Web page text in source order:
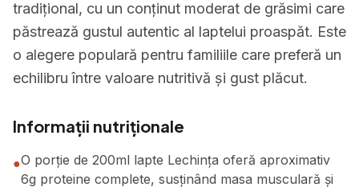
tradițional, cu un conținut moderat de grăsimi care
păstrează gustul autentic al laptelui proaspăt. Este
o alegere populară pentru familiile care preferă un
echilibru între valoare nutritivă și gust plăcut.
Informații nutriționale
●O porție de 200ml lapte Lechința oferă aproximativ
6g proteine complete, susținând masa musculară și